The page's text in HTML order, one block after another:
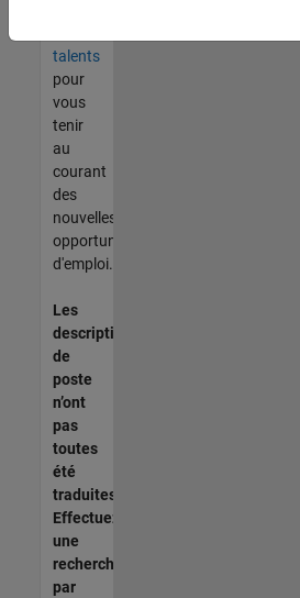
talents
pour
vous
tenir
au
courant
des
nouvelles
opportunités
d'emploi.
Les
descriptions
de
poste
n’ont
pas
toutes
été
traduites.
Effectuez
une
recherche
par